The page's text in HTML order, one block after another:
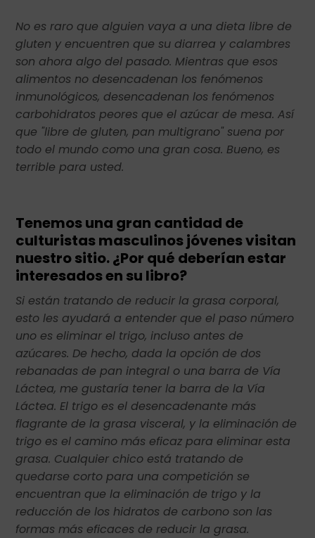
No es raro que alguien vaya a una dieta libre de
gluten y encuentren que su diarrea y calambres
son ahora algo del pasado. Mientras que esos
alimentos no desencadenan los fenómenos
inmunológicos, desencadenan los fenómenos
carbohidratos peores que el azúcar de mesa. Así
que "libre de gluten, pan multigrano" suena por
todo el mundo como una gran cosa. Bueno, es
terrible para usted.
Tenemos una gran cantidad de
culturistas masculinos jóvenes visitan
nuestro sitio. ¿Por qué deberían estar
interesados en su libro?
Si están tratando de reducir la grasa corporal,
esto les ayudará a entender que el paso número
uno es eliminar el trigo, incluso antes de
azúcares. De hecho, dada la opción de dos
rebanadas de pan integral o una barra de Vía
Láctea, me gustaría tener la barra de la Vía
Láctea. El trigo es el desencadenante más
flagrante de la grasa visceral, y la eliminación de
trigo es el camino más eficaz para eliminar esta
grasa. Cualquier chico está tratando de
quedarse corto para una competición se
encuentran que la eliminación de trigo y la
reducción de los hidratos de carbono son las
formas más eficaces de reducir la grasa.